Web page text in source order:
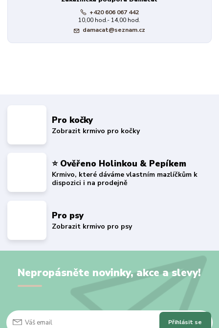
+420 606 067 442
10,00 hod.- 14,00 hod.
damacat@seznam.cz
Pro kočky
Zobrazit krmivo pro kočky
⭐ Ověřeno Holinkou & Pepíkem
Krmivo, které dáváme vlastním mazlíčkům k
dispozici i na prodejně
Pro psy
Zobrazit krmivo pro psy
Nepropásněte novinky, akce a slevy!
Přihlásit se